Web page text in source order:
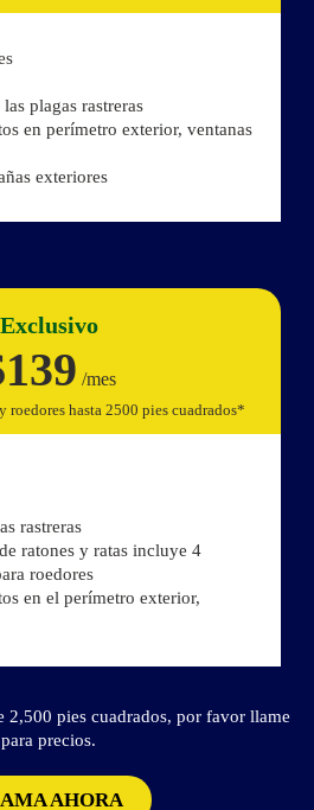
plagas rastreras
en perímetro exterior, ventanas
exteriores
Exclusivo
/mes
roedores hasta 2500 pies cuadrados*
rastreras
ratones y ratas incluye 4
roedores
en el perímetro exterior,
2,500 pies cuadrados, por favor llame
para precios.
AHORA